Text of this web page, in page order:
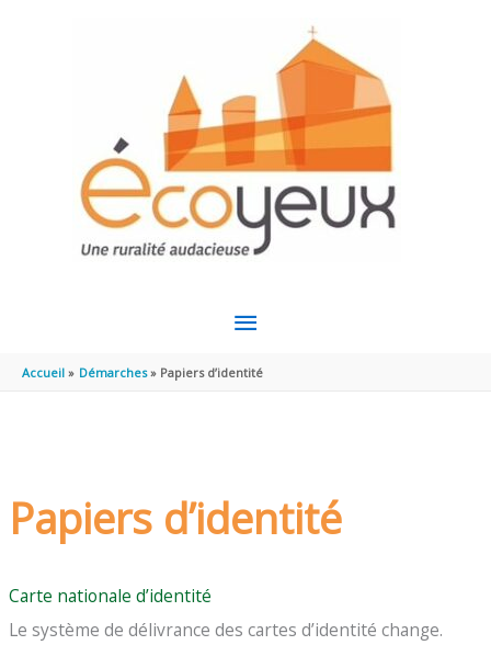
MENU
PRINCIPAL
Accueil Démarches Papiers d’identité
Papiers d’identité
Carte nationale d’identité
Le système de délivrance des cartes d’identité change.